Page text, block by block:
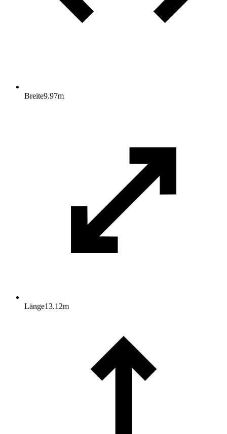
Breite9.97m
Länge13.12m